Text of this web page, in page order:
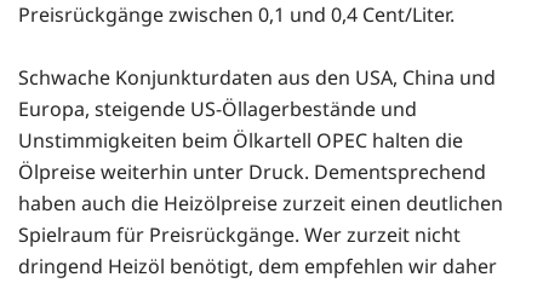
Preisrückgänge zwischen 0,1 und 0,4 Cent/Liter.
Schwache Konjunkturdaten aus den USA, China und
Europa, steigende US-Öllagerbestände und
Unstimmigkeiten beim Ölkartell OPEC halten die
Ölpreise weiterhin unter Druck. Dementsprechend
haben auch die Heizölpreise zurzeit einen deutlichen
Spielraum für Preisrückgänge. Wer zurzeit nicht
dringend Heizöl benötigt, dem empfehlen wir daher